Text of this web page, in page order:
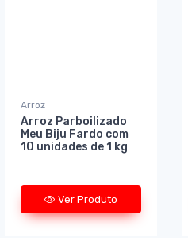
Arroz
Arroz Parboilizado
Meu Biju Fardo com
10 unidades de 1 kg
Ver Produto